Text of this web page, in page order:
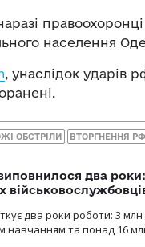
населення
, унаслідок ударів
ОБСТРІЛИ ВТОРГНЕННЯ РФ
два
два роки роботи: 3 млн
навчанням та понад 16